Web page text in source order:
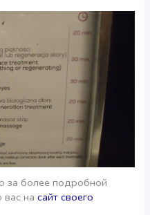
за более подробной
вас насайт своего